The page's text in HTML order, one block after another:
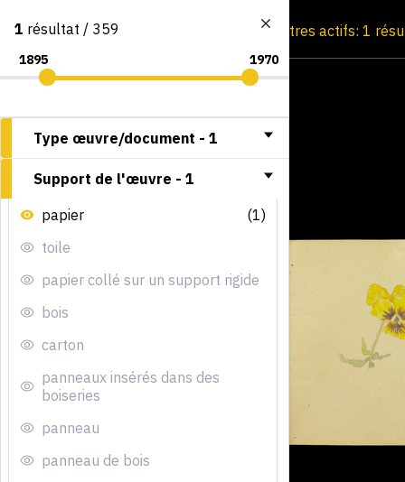
Consultation par image Filtres actifs: 1
1 résultat / 359
Type œuvre/document - 1
Support de l'œuvre - 1
papier
(1)
toile
papier collé sur un support rigide
bois
carton
panneaux insérés dans des
boiseries
panneau
panneau de bois